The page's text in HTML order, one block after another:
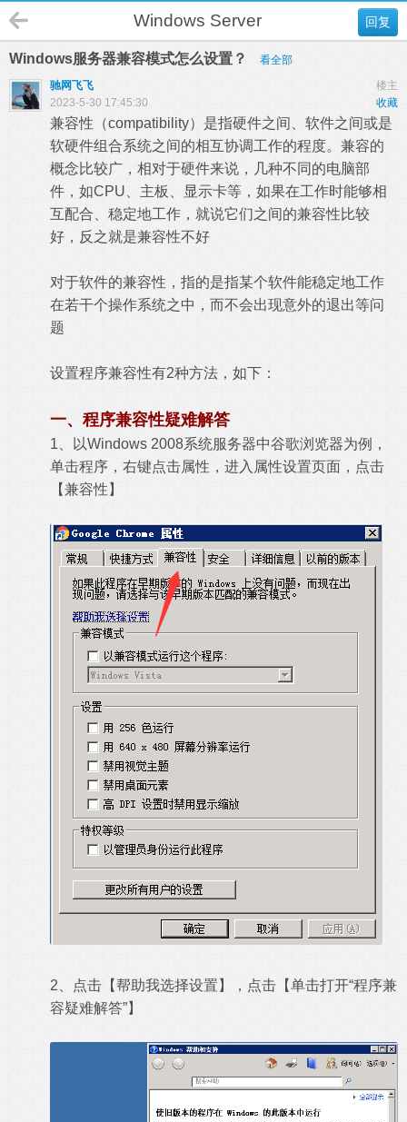
回复
Windows Server
Windows服务器兼容模式怎么设置？
看全部
楼主
驰网飞飞
收藏
2023-5-30 17:45:30
兼容性（compatibility）是指硬件之间、软件之间或是
软硬件组合系统之间的相互协调工作的程度。兼容的
概念比较广，相对于硬件来说，几种不同的电脑部
件，如CPU、主板、显示卡等，如果在工作时能够相
互配合、稳定地工作，就说它们之间的兼容性比较
好，反之就是兼容性不好
对于软件的兼容性，指的是指某个软件能稳定地工作
在若干个操作系统之中，而不会出现意外的退出等问
题
设置程序兼容性有2种方法，如下：
一、程序兼容性疑难解答
1、以Windows 2008系统服务器中谷歌浏览器为例，
单击程序，右键点击属性，进入属性设置页面，点击
【兼容性】
2、点击【帮助我选择设置】，点击【单击打开“程序兼
容疑难解答”】